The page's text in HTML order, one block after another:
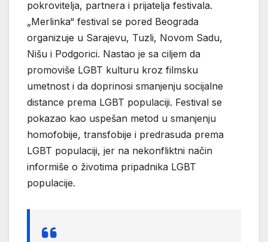
pokrovitelja, partnera i prijatelja festivala.
„Merlinka“ festival se pored Beograda
organizuje u Sarajevu, Tuzli, Novom Sadu,
Nišu i Podgorici. Nastao je sa ciljem da
promoviše LGBT kulturu kroz filmsku
umetnost i da doprinosi smanjenju socijalne
distance prema LGBT populaciji. Festival se
pokazao kao uspešan metod u smanjenju
homofobije, transfobije i predrasuda prema
LGBT populaciji, jer na nekonfliktni način
informiše o životima pripadnika LGBT
populacije.